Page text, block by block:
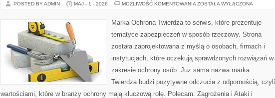
POSTED BY ADMIN MAJ - 1 - 2026 MOŻLIWOŚĆ KOMENTOWANIA BEZPIECZEŃSTWO
ZOSTAŁA WYŁĄCZONA
Marka Ochrona Twierdza to serwis, które prezentuje
tematyce zabezpieczeń w sposób rzeczowy. Strona
została zaprojektowana z myślą o osobach, firmach i
instytucjach, które oczekują sprawdzonych rozwiązań w
zakresie ochrony osób. Już sama nazwa marka
Twierdza budzi pozytywne odczucia z odpornością, czyli
wartościami, które w branży ochrony mają kluczową rolę. Polecam: Zagrożenia i Ataki i